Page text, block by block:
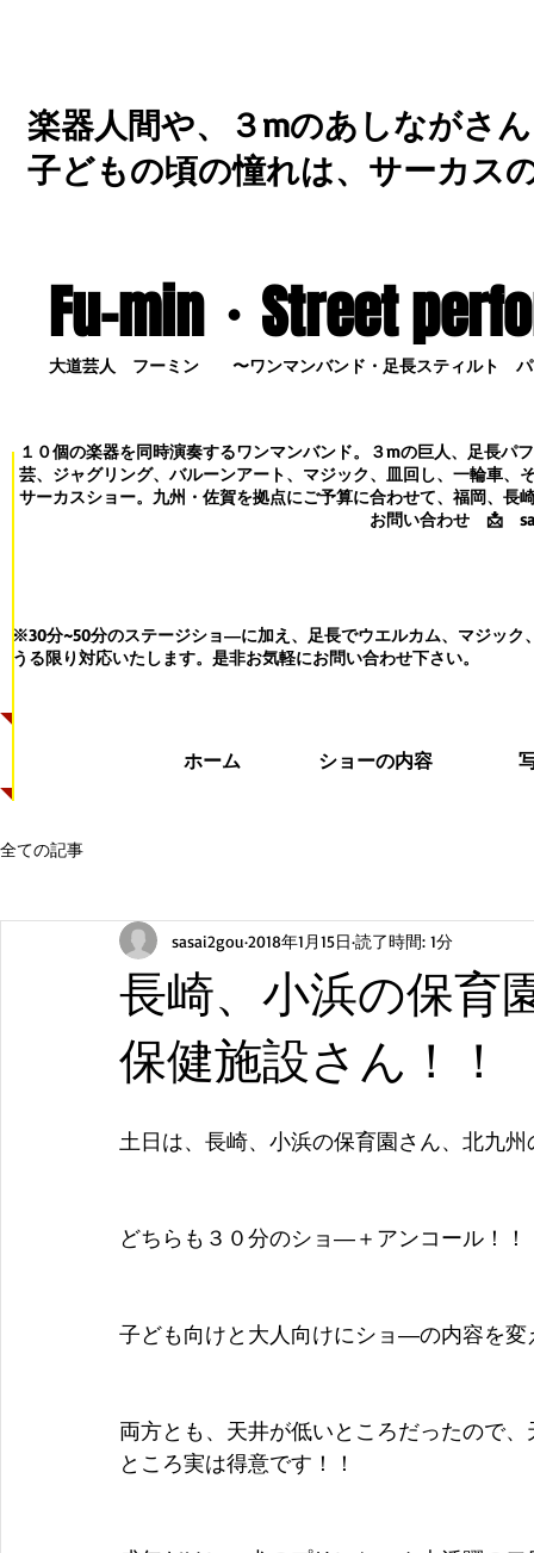
楽器人間や、３mのあしながさ
子どもの頃の憧れは、サーカス
Fu-min・Street
大道芸人 フーミン 〜ワンマンバンド・足長スティルト パ
１０個の楽器を同時演奏するワンマンバンド。３mの巨人、足長パ
芸、ジャグリング、バルーンアート、マジック、皿回し、一輪車、
サーカスショー。九州・佐賀を拠点にご予算に合わせて、福岡、長
お問い合わせ 📩
※30分~50分のステージショ―に加え、足長でウエルカム、マジック
うる限り対応いたします。 是非お気軽にお問い合わせ下さい。
ホーム ショーの内容
全ての記事
長崎、小浜の保育
保健施設さん！！
sasai2gou 2018年1月15日 読了時間: 1分
土日は、長崎、小浜の保育園さん、北九
どちらも３０分のショ―＋アンコール！！
子ども向けと大人向けにショ―の内容を変
両方とも、天井が低いところだったので
ところ実は得意です！！